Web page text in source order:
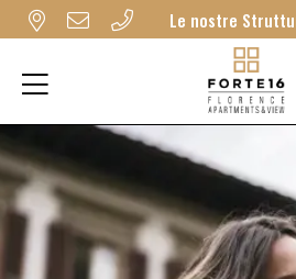
Le nostre
FORTE16 VIEW &
MYFORTE RELAIS DE
THE FRAME